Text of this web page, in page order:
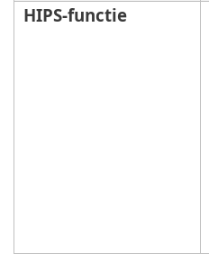
HIPS-functie